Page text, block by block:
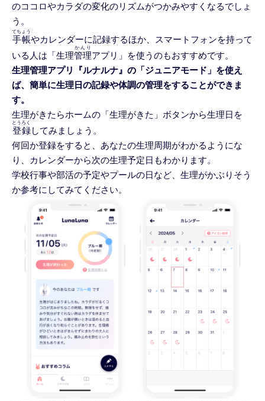
のココロやカラダの変化のリズムがつかみやすくなるでしょ
う。
手帳
てちょう
やカレンダーに記録するほか、スマートフォンを持って
いる人は「生理管理
かんり
アプリ」を使うのもおすすめです。
生理管理アプリ『ルナルナ』の「ジュニアモード」を使え
ば、簡単に生理日の記録や体調の管理をすることができま
す。
生理がきたらホームの「生理がきた」ボタンから生理日を
登録
とうろく
してみましょう。
何回か登録をすると、あなたの生理周期がわかるようにな
り、カレンダーから次の生理予定日もわかります。
学校行事や部活の予定やプールの日など、生理がかぶりそう
か参考にしてみてください。